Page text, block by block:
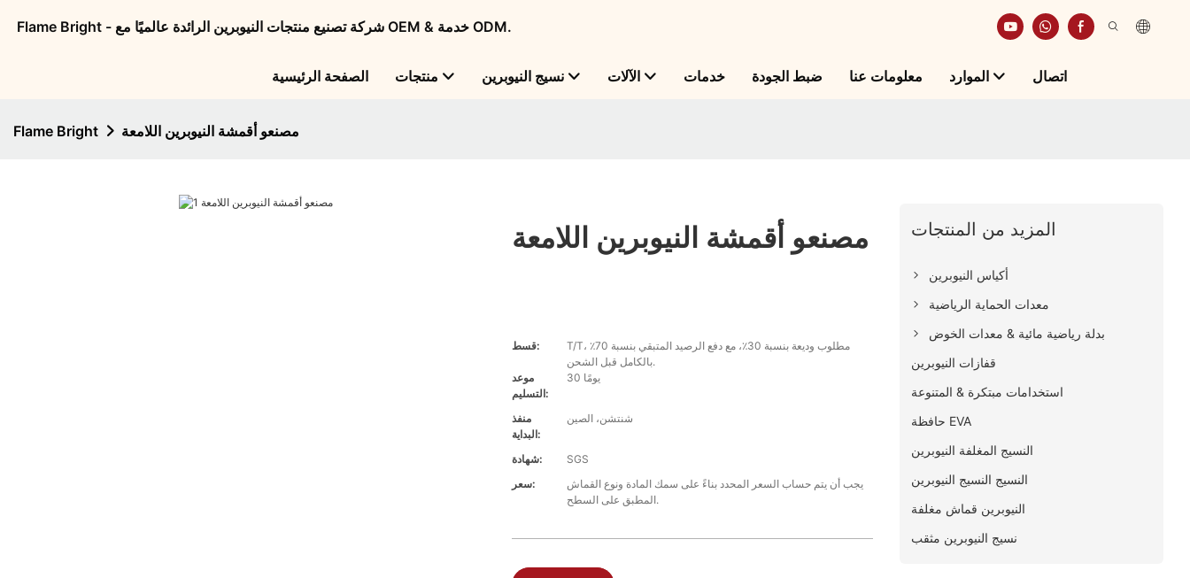
Flame Bright - شركة تصنيع منتجات النيوبرين الرائدة عالميًا مع OEM & خدمة ODM.
الصفحة الرئيسية منتجات نسيج النيوبرين الآلات خدمات ضبط الجودة معلومات عنا الموارد اتصال
Flame Bright مصنعو أقمشة النيوبرين اللامعة
مصنعو أقمشة النيوبرين اللامعة
قسط:
T/T، مطلوب وديعة بنسبة 30٪، مع دفع الرصيد المتبقي بنسبة 70٪
بالكامل قبل الشحن.
موعد
التسليم:
30 يومًا
منفذ
البداية:
شنتشن، الصين
شهادة:
SGS
سعر:
يجب أن يتم حساب السعر المحدد بناءً على سمك المادة ونوع القماش
المطبق على السطح.
المزيد من المنتجات
أكياس النيوبرين
معدات الحماية الرياضية
بدلة رياضية مائية & معدات الخوض
قفازات النيوبرين
استخدامات مبتكرة & المتنوعة
حافظة EVA
النسيج المغلفة النيوبرين
النسيج النسيج النيوبرين
النيوبرين قماش مغلفة
نسيج النيوبرين مثقب